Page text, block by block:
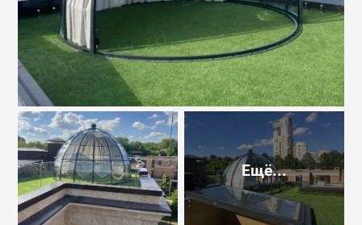
Ещё...